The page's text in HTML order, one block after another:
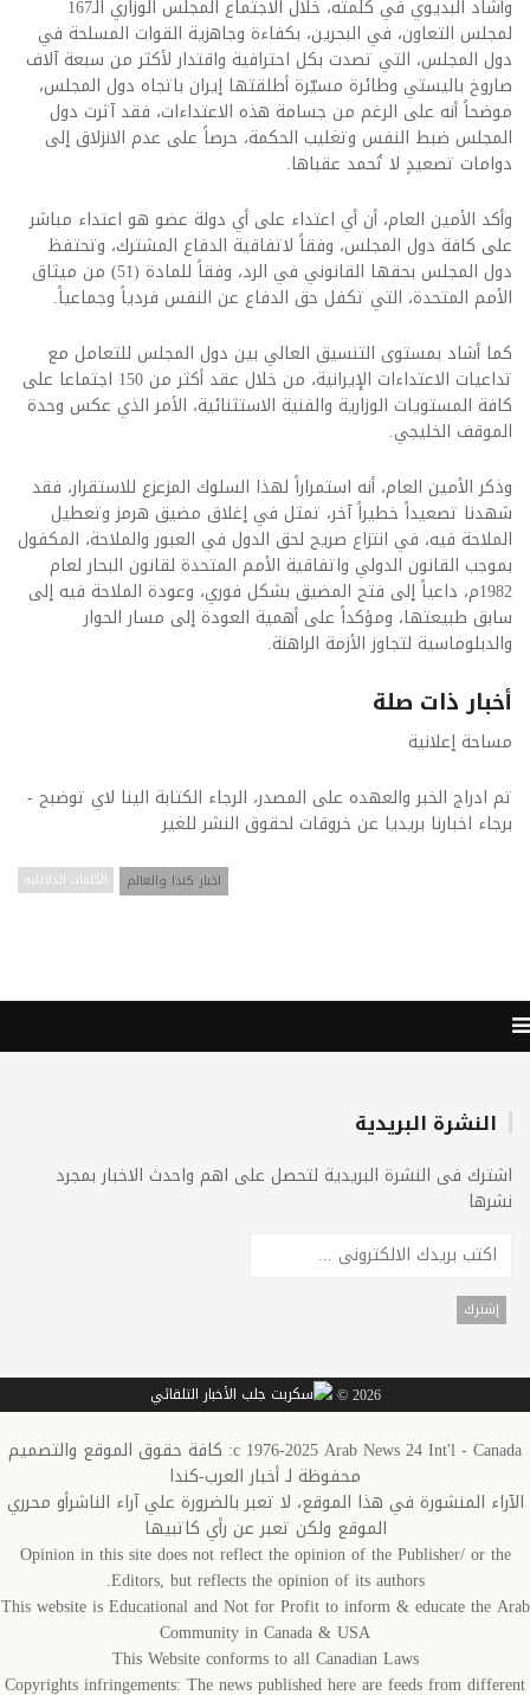
وأشاد البديوي في كلمته، خلال الاجتماع المجلس الوزاري الـ167
لمجلس التعاون، في البحرين، بكفاءة وجاهزية القوات المسلحة في
دول المجلس، التي تصدت بكل احترافية واقتدار لأكثر من سبعة آلاف
صاروخ باليستي وطائرة مسيّرة أطلقتها إيران باتجاه دول المجلس،
موضحاً أنه على الرغم من جسامة هذه الاعتداءات، فقد آثرت دول
المجلس ضبط النفس وتغليب الحكمة، حرصاً على عدم الانزلاق إلى
دوامات تصعيدٍ لا تُحمد عقباها.
وأكد الأمين العام، أن أي اعتداء على أي دولة عضو هو اعتداء مباشر
على كافة دول المجلس، وفقاً لاتفاقية الدفاع المشترك، وتحتفظ
دول المجلس بحقها القانوني في الرد، وفقاً للمادة (51) من ميثاق
الأمم المتحدة، التي تكفل حق الدفاع عن النفس فردياً وجماعياً.
كما أشاد بمستوى التنسيق العالي بين دول المجلس للتعامل مع
تداعيات الاعتداءات الإيرانية، من خلال عقد أكثر من 150 اجتماعا على
كافة المستويات الوزارية والفنية الاستثنائية، الأمر الذي عكس وحدة
الموقف الخليجي.
وذكر الأمين العام، أنه استمراراً لهذا السلوك المزعزع للاستقرار، فقد
شهدنا تصعيداً خطيراً آخر، تمثل في إغلاق مضيق هرمز وتعطيل
الملاحة فيه، في انتزاع صريح لحق الدول في العبور والملاحة، المكفول
بموجب القانون الدولي واتفاقية الأمم المتحدة لقانون البحار لعام
1982م، داعياً إلى فتح المضيق بشكل فوري، وعودة الملاحة فيه إلى
سابق طبيعتها، ومؤكداً على أهمية العودة إلى مسار الحوار
والدبلوماسية لتجاوز الأزمة الراهنة.
أخبار ذات صلة
مساحة إعلانية
تم ادراج الخبر والعهده على المصدر، الرجاء الكتابة الينا لاي توضبح -
برجاء اخبارنا بريديا عن خروقات لحقوق النشر للغير
الكلمات الدلائليه اخبار كندا والعالم
النشرة البريدية
اشترك فى النشرة البريدية لتحصل على اهم واحدث الاخبار بمجرد
نشرها
2026 ©
c 1976-2025 Arab News 24 Int'l - Canada: كافة حقوق الموقع والتصميم
محفوظة لـ أخبار العرب-كندا
الآراء المنشورة في هذا الموقع، لا تعبر بالضرورة علي آراء الناشرأو محرري
الموقع ولكن تعبر عن رأي كاتبيها
Opinion in this site does not reflect the opinion of the Publisher/ or the
Editors, but reflects the opinion of its authors.
This website is Educational and Not for Profit to inform & educate the Arab
Community in Canada & USA
This Website conforms to all Canadian Laws
Copyrights infringements: The news published here are feeds from different